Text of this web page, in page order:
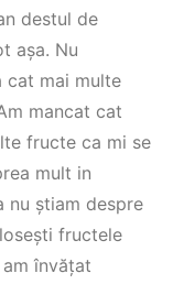
destul de
așa. Nu
cat mai multe
mancat cat
fructe ca mi se
mult in
nu știam despre
fructele
învățat